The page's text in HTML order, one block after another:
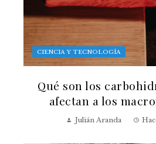
CIENCIA Y TECNOLOGÍA
Qué son los
afectan a los
Julián Aranda